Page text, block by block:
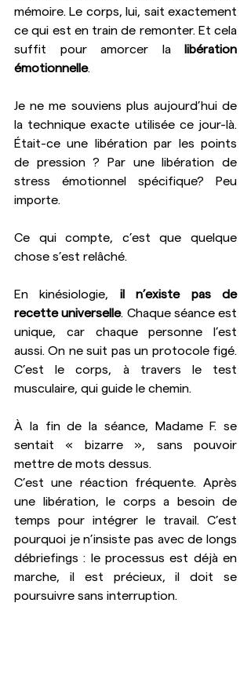
mémoire. Le corps, lui, sait exactement
ce qui est en train de remonter. Et cela
suffit pour amorcer la
libération
émotionnelle.
Je ne me souviens plus aujourd’hui de
la technique exacte utilisée ce jour-là.
Était-ce une libération par les points
de pression ? Par une libération de
stress émotionnel spécifique? Peu
importe.
Ce qui compte, c’est que quelque
chose s’est relâché.
En kinésiologie, il n’existe pas de
recette universelle. Chaque séance est
unique, car chaque personne l’est
aussi. On ne suit pas un protocole figé.
C’est le corps, à travers le test
musculaire, qui guide le chemin.
À la fin de la séance, Madame F. se
sentait « bizarre », sans pouvoir
mettre de mots dessus.
C’est une réaction fréquente. Après
une libération, le corps a besoin de
temps pour intégrer le travail. C’est
pourquoi je n’insiste pas avec de longs
débriefings : le processus est déjà en
marche, il est précieux, il doit se
poursuivre sans interruption.